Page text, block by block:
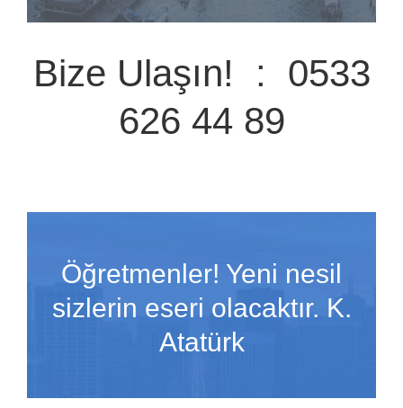
Bize Ulaşın! : 0533
626 44 89
Öğretmenler! Yeni nesil
sizlerin eseri olacaktır. K.
Atatürk